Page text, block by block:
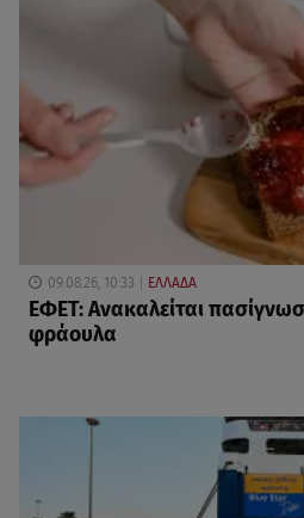
09.08.26, 10:33 ΕΛΛΑΔΑ
ΕΦΕΤ: Ανακαλείται
φράουλα